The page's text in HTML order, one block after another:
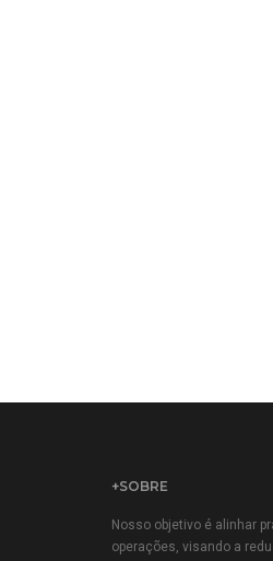
+SOBRE
Nosso objetivo é alinhar
operações, visando a